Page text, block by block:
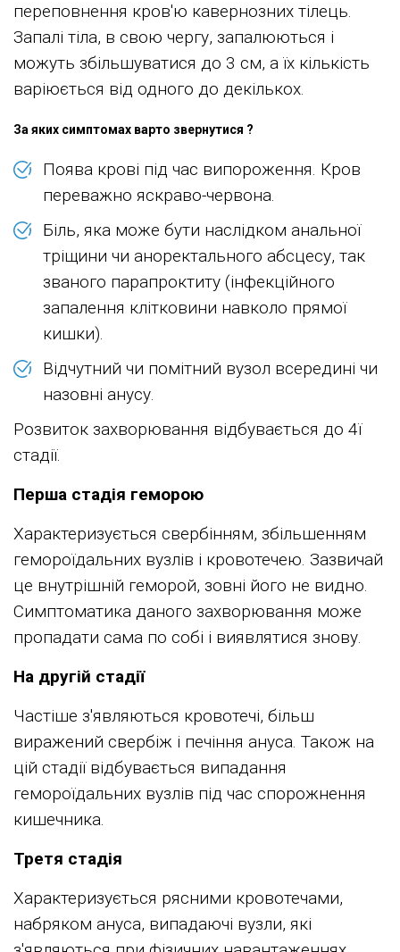
переповнення кров'ю кавернозних тілець.
Запалі тіла, в свою чергу, запалюються і
можуть збільшуватися до 3 см, а їх кількість
варіюється від одного до декількох.
За яких симптомах варто звернутися ?
Поява крові під час випороження. Кров
переважно яскраво-червона.
Біль, яка може бути наслідком анальної
тріщини чи аноректального абсцесу, так
званого парапроктиту (інфекційного
запалення клітковини навколо прямої
кишки).
Відчутний чи помітний вузол всередині чи
назовні анусу.
Розвиток захворювання відбувається до 4ї
стадії.
Перша стадія геморою
Характеризується свербінням, збільшенням
гемороїдальних вузлів і кровотечею. Зазвичай
це внутрішній геморой, зовні його не видно.
Симптоматика даного захворювання може
пропадати сама по собі і виявлятися знову.
На другій стадії
Частіше з'являються кровотечі, більш
виражений свербіж і печіння ануса. Також на
цій стадії відбувається випадання
гемороїдальних вузлів під час спорожнення
кишечника.
Третя стадія
Характеризується рясними кровотечами,
набряком ануса, випадаючі вузли, які